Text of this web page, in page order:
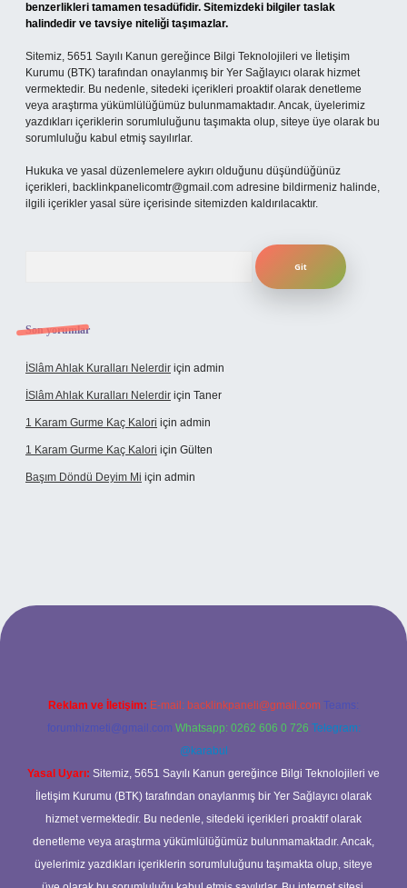
benzerlikleri tamamen tesadüfidir. Sitemizdeki bilgiler taslak
halindedir ve tavsiye niteliği taşımazlar.
Sitemiz, 5651 Sayılı Kanun gereğince Bilgi Teknolojileri ve İletişim
Kurumu (BTK) tarafından onaylanmış bir Yer Sağlayıcı olarak hizmet
vermektedir. Bu nedenle, sitedeki içerikleri proaktif olarak denetleme
veya araştırma yükümlülüğümüz bulunmamaktadır. Ancak, üyelerimiz
yazdıkları içeriklerin sorumluluğunu taşımakta olup, siteye üye olarak bu
sorumluluğu kabul etmiş sayılırlar.
Hukuka ve yasal düzenlemelere aykırı olduğunu düşündüğünüz
içerikleri, backlinkpanelicomtr@gmail.com adresine bildirmeniz halinde,
ilgili içerikler yasal süre içerisinde sitemizden kaldırılacaktır.
Son yorumlar
İSlâm Ahlak Kuralları Nelerdir için admin
İSlâm Ahlak Kuralları Nelerdir için Taner
1 Karam Gurme Kaç Kalori için admin
1 Karam Gurme Kaç Kalori için Gülten
Başım Döndü Deyim Mi için admin
Reklam ve İletişim: E-mail: backlinkpaneli@gmail.com Teams:
forumhizmeti@gmail.com Whatsapp: 0262 606 0 726 Telegram:
@karabul
Yasal Uyarı: Sitemiz, 5651 Sayılı Kanun gereğince Bilgi Teknolojileri ve
İletişim Kurumu (BTK) tarafından onaylanmış bir Yer Sağlayıcı olarak
hizmet vermektedir. Bu nedenle, sitedeki içerikleri proaktif olarak
denetleme veya araştırma yükümlülüğümüz bulunmamaktadır. Ancak,
üyelerimiz yazdıkları içeriklerin sorumluluğunu taşımakta olup, siteye